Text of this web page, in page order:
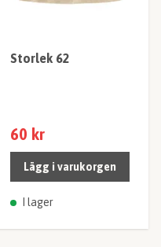
Storlek 62
60 kr
Lägg i varukorgen
I lager